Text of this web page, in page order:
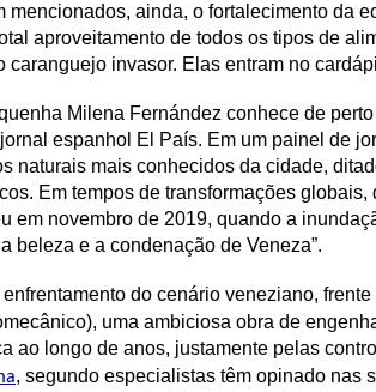
mencionados, ainda, o fortalecimento da
aproveitamento de todos os tipos de
caranguejo invasor. Elas entram no
Milena Fernández conhece de
espanhol El País. Em um painel de
naturais mais conhecidos da cidade,
Em tempos de transformações
em novembro de 2019, quando a
beleza e a condenação de Veneza”.
do cenário veneziano,
uma ambiciosa obra de
ao longo de anos, justamente pelas
, segundo especialistas têm opinado nas